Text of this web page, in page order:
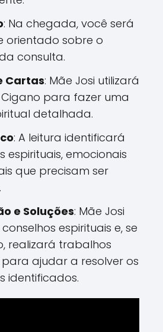
: Na chegada, você será
orientado sobre o
consulta.
Cartas: Mãe Josi utilizará
para fazer uma
detalhada.
: A leitura identificará
espirituais, emocionais
que precisam ser
e Soluções: Mãe Josi
espirituais e, se
realizará trabalhos
para ajudar a resolver os
identificados.